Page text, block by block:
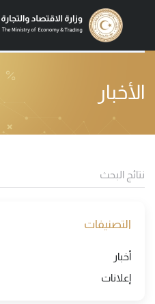
Skip to main content
الأخبار
التصنيفات
أخبار
إعلانات